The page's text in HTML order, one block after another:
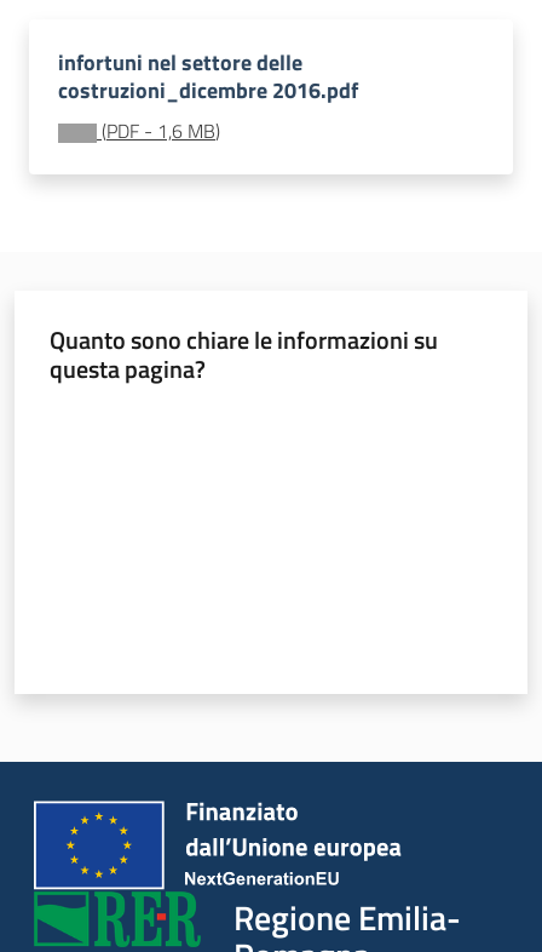
sicurezza
INAIL
Novità
Leggi Atti Bandi
Argomenti
infortuni nel settore delle
costruzioni_dicembre 2016.pdf
(PDF - 1,6 MB)
Quanto sono chiare le informazioni su
questa pagina?
Regione Emilia-